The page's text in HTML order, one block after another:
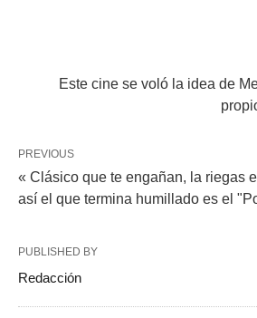
Este cine se voló la idea de
PREVIOUS
« Clásico que te engañan, la riegas
así el que termina humillado es el
PUBLISHED BY
Redacción